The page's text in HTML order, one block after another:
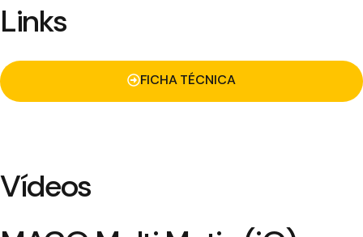
Links
FICHA TÉCNICA
Vídeos